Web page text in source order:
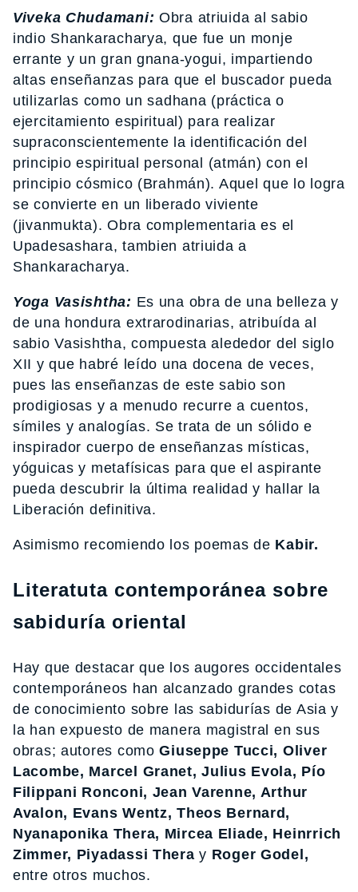
Viveka Chudamani: Obra atriuida al sabio
indio Shankaracharya, que fue un monje
errante y un gran gnana-yogui, impartiendo
altas enseñanzas para que el buscador pueda
utilizarlas como un sadhana (práctica o
ejercitamiento espiritual) para realizar
supraconscientemente la identificación del
principio espiritual personal (atmán) con el
principio cósmico (Brahmán). Aquel que lo logra
se convierte en un liberado viviente
(jivanmukta). Obra complementaria es el
Upadesashara, tambien atriuida a
Shankaracharya.
Yoga Vasishtha: Es una obra de una belleza y
de una hondura extrarodinarias, atribuída al
sabio Vasishtha, compuesta alededor del siglo
XII y que habré leído una docena de veces,
pues las enseñanzas de este sabio son
prodigiosas y a menudo recurre a cuentos,
símiles y analogías. Se trata de un sólido e
inspirador cuerpo de enseñanzas místicas,
yóguicas y metafísicas para que el aspirante
pueda descubrir la última realidad y hallar la
Liberación definitiva.
Asimismo recomiendo los poemas de Kabir.
Literatuta contemporánea sobre
sabiduría oriental
Hay que destacar que los augores occidentales
contemporáneos han alcanzado grandes cotas
de conocimiento sobre las sabidurías de Asia y
la han expuesto de manera magistral en sus
obras; autores comoGiuseppe Tucci, Oliver
Lacombe, Marcel Granet, Julius Evola, Pío
Filippani Ronconi, Jean Varenne, Arthur
Avalon, Evans Wentz, Theos Bernard,
Nyanaponika Thera, Mircea Eliade, Heinrrich
Zimmer, Piyadassi Thera y Roger Godel,
entre otros muchos.